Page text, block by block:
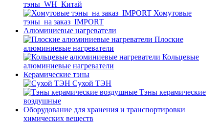
тэны_WH_Китай
Хомутовые
тэны_на заказ_IMPORT
Алюминиевые нагреватели
Плоские
алюминиевые нагреватели
Кольцевые
алюминиевые нагреватели
Керамические тэны
Сухой ТЭН
Тэны керамические
воздушные
Оборудование для хранения и транспортировки
химических веществ